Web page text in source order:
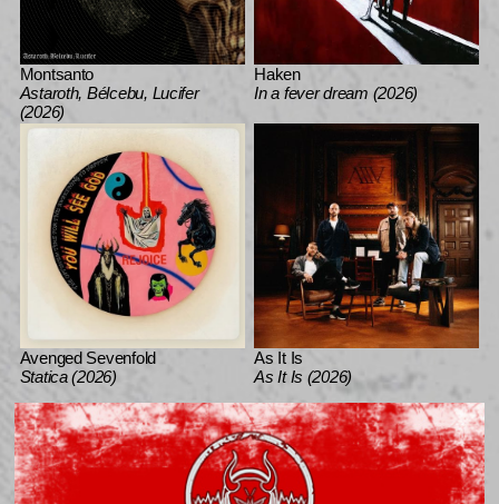
Montsanto
Astaroth, Bélcebu, Lucifer
(2026)
Haken
In a fever dream (2026)
Avenged Sevenfold
Statica (2026)
As It Is
As It Is (2026)